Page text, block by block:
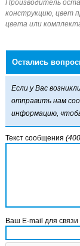
Остались
Если у Вас
отправить нам
информацию,
Текст сообщения
Ваш E-mail для связи